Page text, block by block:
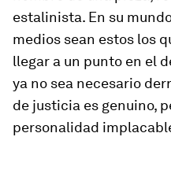
estalinista. En su
medios sean estos los
llegar a un punto en el
ya no sea necesario
de justicia es genuino,
personalidad